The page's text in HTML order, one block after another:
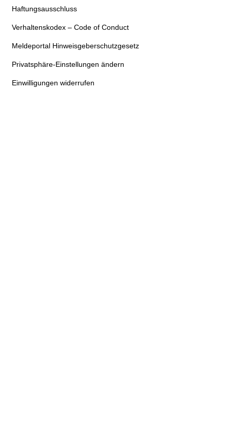
Haftungsausschluss
Verhaltenskodex – Code of Conduct
Meldeportal Hinweisgeberschutzgesetz
Privatsphäre-Einstellungen ändern
Einwilligungen widerrufen